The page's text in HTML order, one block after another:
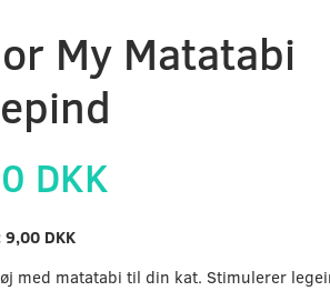
My Matatabi
DKK
9,00 DKK
med matatabi til din kat. Stimulerer